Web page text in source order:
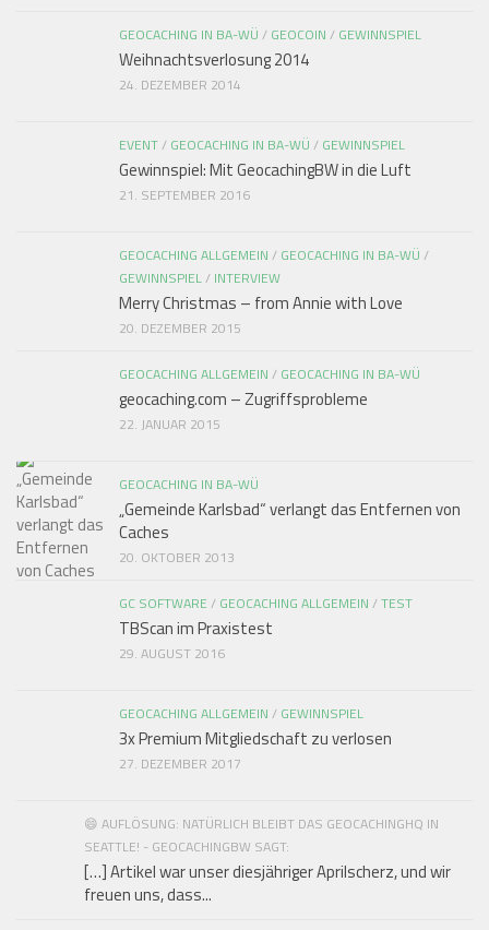
GEOCACHING IN BA-WÜ / GEOCOIN / GEWINNSPIEL
Weihnachtsverlosung 2014
24. DEZEMBER 2014
EVENT/ GEOCACHING IN BA-WÜ / GEWINNSPIEL
Gewinnspiel: Mit GeocachingBW in die Luft
21. SEPTEMBER 2016
GEOCACHING ALLGEMEIN / GEOCACHING IN BA-WÜ /
GEWINNSPIEL/ INTERVIEW
Merry Christmas – from Annie with Love
20. DEZEMBER 2015
GEOCACHING ALLGEMEIN / GEOCACHING IN BA-WÜ
geocaching.com – Zugriffsprobleme
22. JANUAR 2015
GEOCACHING IN BA-WÜ
„Gemeinde Karlsbad“ verlangt das Entfernen von
Caches
20. OKTOBER 2013
GC SOFTWARE / GEOCACHING ALLGEMEIN /TEST
TBScan im Praxistest
29. AUGUST 2016
GEOCACHING ALLGEMEIN / GEWINNSPIEL
3x Premium Mitgliedschaft zu verlosen
27. DEZEMBER 2017
😄 AUFLÖSUNG: NATÜRLICH BLEIBT DAS GEOCACHINGHQ IN
SEATTLE! - GEOCACHINGBW SAGT:
[…] Artikel war unser diesjähriger Aprilscherz, und wir
freuen uns, dass...